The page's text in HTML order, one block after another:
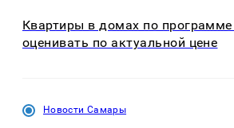
Квартиры в домах по
оценивать по актуальной цене
Новости Самары